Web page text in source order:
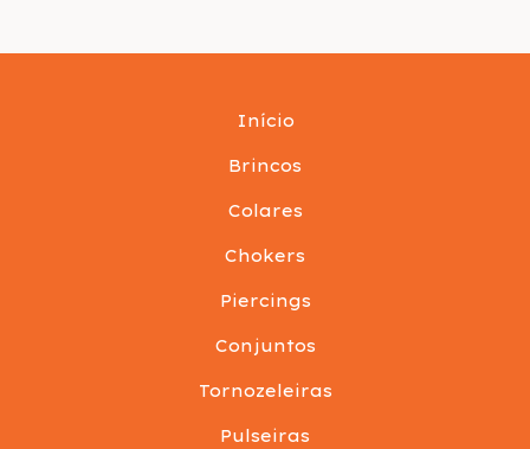
Início
Brincos
Colares
Chokers
Piercings
Conjuntos
Tornozeleiras
Pulseiras